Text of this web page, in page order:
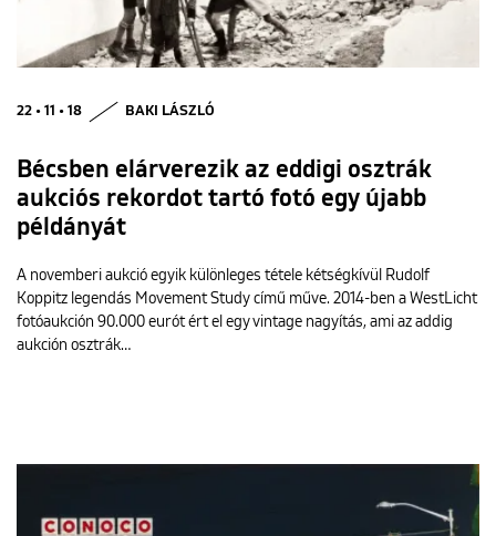
22 • 11 • 18 BAKI LÁSZLÓ
Bécsben elárverezik az eddigi osztrák
aukciós rekordot tartó fotó egy újabb
példányát
A novemberi aukció egyik különleges tétele kétségkívül Rudolf
Koppitz legendás Movement Study című műve. 2014-ben a WestLicht
fotóaukción 90.000 eurót ért el egy vintage nagyítás, ami az addig
aukción osztrák…